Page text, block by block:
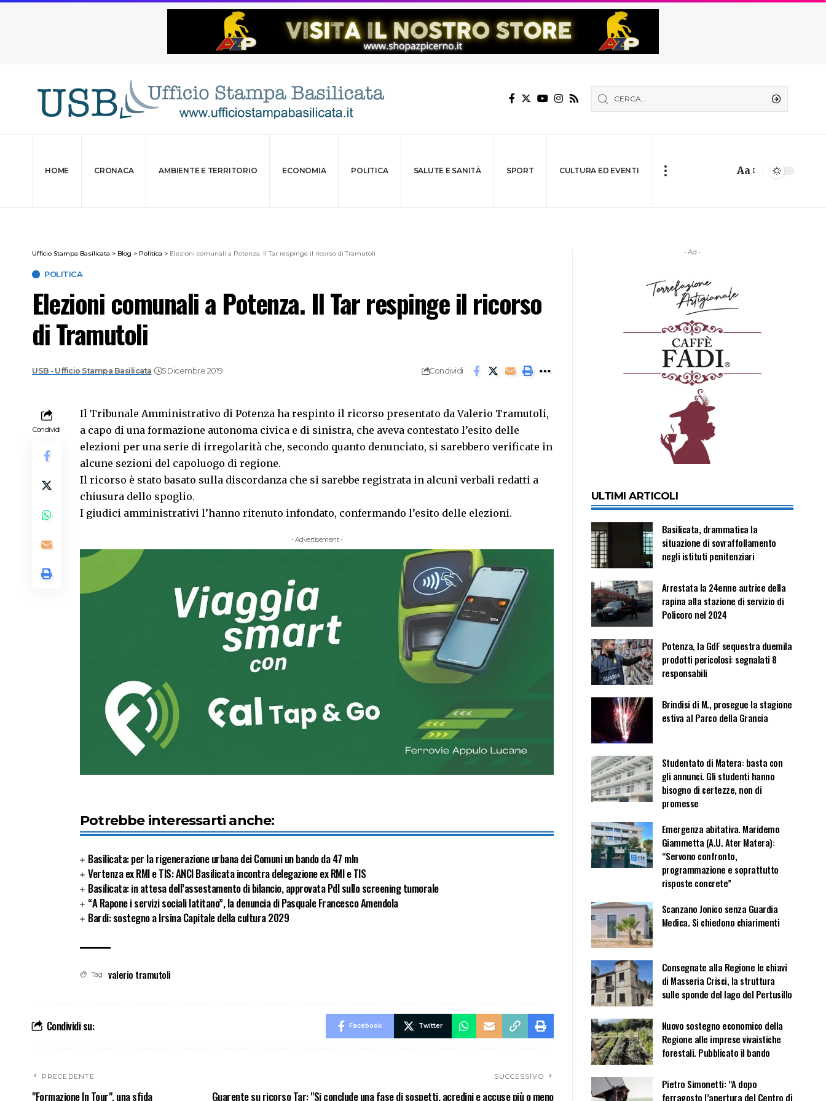
HOME CRONACA AMBIENTE E TERRITORIO ECONOMIA POLITICA SALUTE E SANITÀ SPORT CULTURA ED EVENTI Aa
Ufficio Stampa Basilicata > Blog > Politica > Elezioni comunali a Potenza. Il Tar respinge il ricorso di Tramutoli
POLITICA
Elezioni comunali a Potenza. Il Tar respinge il ricorso
di Tramutoli
USB - Ufficio Stampa Basilicata 5 Dicembre 2019 Condividi
Condividi
Il Tribunale Amministrativo di Potenza ha respinto il ricorso presentato da Valerio Tramutoli,
a capo di una formazione autonoma civica e di sinistra, che aveva contestato l’esito delle
elezioni per una serie di irregolarità che, secondo quanto denunciato, si sarebbero verificate in
alcune sezioni del capoluogo di regione.
Il ricorso è stato basato sulla discordanza che si sarebbe registrata in alcuni verbali redatti a
chiusura dello spoglio.
I giudici amministrativi l’hanno ritenuto infondato, confermando l’esito delle elezioni.
- Advertisement -
Potrebbe interessarti anche:
Basilicata: per la rigenerazione urbana dei Comuni un bando da 47 mln
Vertenza ex RMI e TIS: ANCI Basilicata incontra delegazione ex RMI e TIS
Basilicata: in attesa dell’assestamento di bilancio, approvata Pdl sullo screening tumorale
“A Rapone i servizi sociali latitano”, la denuncia di Pasquale Francesco Amendola
Bardi: sostegno a Irsina Capitale della cultura 2029
Tag valerio tramutoli
Condividi su: Facebook Twitter
PRECEDENTE
"Formazione In Tour", una sfida
SUCCESSIVO
Guarente su ricorso Tar: "Si conclude una fase di sospetti, acredini e accuse più o meno
- Ad -
ULTIMI ARTICOLI
Basilicata, drammatica la
situazione di sovraffollamento
negli istituti penitenziari
Arrestata la 24enne autrice della
rapina alla stazione di servizio di
Policoro nel 2024
Potenza, la GdF sequestra duemila
prodotti pericolosi: segnalati 8
responsabili
Brindisi di M., prosegue la stagione
estiva al Parco della Grancia
Studentato di Matera: basta con
gli annunci. Gli studenti hanno
bisogno di certezze, non di
promesse
Emergenza abitativa. Maridemo
Giammetta (A.U. Ater Matera):
“Servono confronto,
programmazione e soprattutto
risposte concrete”
Scanzano Jonico senza Guardia
Medica. Si chiedono chiarimenti
Consegnate alla Regione le chiavi
di Masseria Crisci, la struttura
sulle sponde del lago del Pertusillo
Nuovo sostegno economico della
Regione alle imprese vivaistiche
forestali. Pubblicato il bando
Pietro Simonetti: “A dopo
ferragosto l’apertura del Centro di